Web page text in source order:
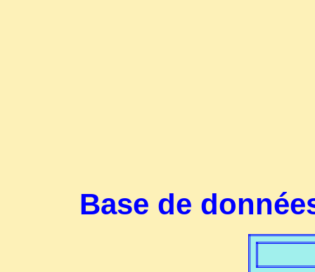
Base de